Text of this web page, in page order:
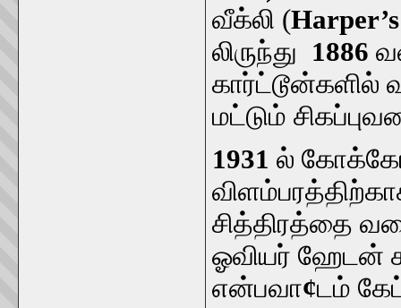
வீக்லி (
லிருந்து 1886
கார்ட்டூன்களில்
மட்டும்
1931 ல் கோக்கோ
சித்திரத்தை
ஓவியர் ஹேடன்
என்பவா¢டம்